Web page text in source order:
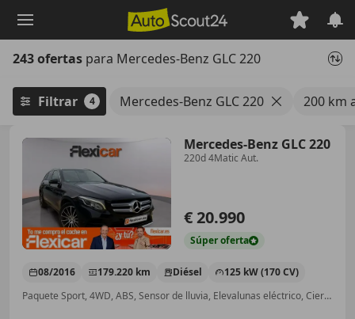
principal
243 ofertas para Mercedes-Benz GLC 220
Filtrar 4 Mercedes-Benz GLC 220 200 km
Mercedes-Benz GLC 220
220d 4Matic Aut.
€ 20.990
Súperoferta
08/2016 179.220 km Diésel
125 kW (170 CV)
Paquete Sport, 4WD, ABS, Sensor de lluvia, Elevalunas eléctrico, Cierre centralizado, Volante multifunción